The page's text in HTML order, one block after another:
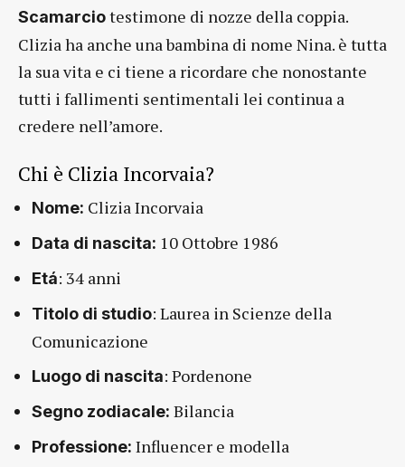
Scamarciotestimone di nozze della coppia.
Clizia ha anche una bambina di nome Nina. è tutta
la sua vita e ci tiene a ricordare che nonostante
tutti i fallimenti sentimentali lei continua a
credere nell’amore.
Chi è Clizia Incorvaia?
Nome: Clizia Incorvaia
Data di nascita: 10 Ottobre 1986
Etá: 34 anni
Titolo di studio: Laurea in Scienze della
Comunicazione
Luogo di nascita: Pordenone
Segno zodiacale: Bilancia
Professione: Influencer e modella